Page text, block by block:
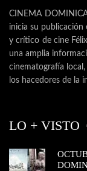
CINEMA
inicia su
y crítico de cine
una amplia
cinematografía
los hacedores de la
LO + VISTO